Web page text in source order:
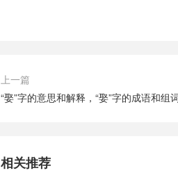
上一篇
“娶”字的意思和解释，“娶”字的成语和组
相关推荐